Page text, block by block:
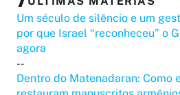
Um século de silêncio e um
por que Israel “reconheceu” o
agora
--
Dentro do Matenadaran: Como